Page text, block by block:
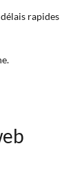
rapides